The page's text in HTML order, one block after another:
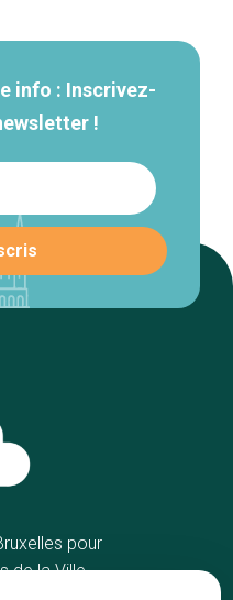
info : Inscrivez-
!
pour
de la Ville